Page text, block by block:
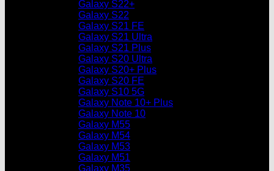
Galaxy S22+
Galaxy S22
Galaxy S21 FE
Galaxy S21 Ultra
Galaxy S21 Plus
Galaxy S20 Ultra
Galaxy S20+ Plus
Galaxy S20 FE
Galaxy S10 5G
Galaxy Note 10+ Plus
Galaxy Note 10
Galaxy M55
Galaxy M54
Galaxy M53
Galaxy M51
Galaxy M35